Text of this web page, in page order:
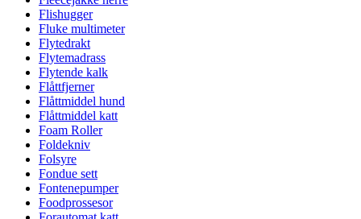
Flishugger
Fluke multimeter
Flytedrakt
Flytemadrass
Flytende kalk
Flåttfjerner
Flåttmiddel hund
Flåttmiddel katt
Foam Roller
Foldekniv
Folsyre
Fondue sett
Fontenepumper
Foodprossesor